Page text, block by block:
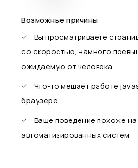
Возможные причины:
Вы просматриваете
со скоростью, намного
ожидаемую от человека
Что-то мешает работе
браузере
Ваше поведение похоже на
автоматизированных систем